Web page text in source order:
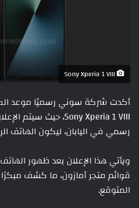
أكدت شركة سوني رسميًا موعد
رسمي في اليابان، ليكون الهاتف
ويأتي هذا الإعلان بعد ظهور
قوائم متجر أمازون، ما كشف
المتوقع.